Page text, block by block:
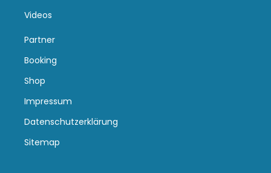
Videos
Partner
Booking
Shop
Impressum
Datenschutzerklärung
Sitemap